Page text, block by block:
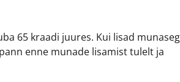
65 kraadi juures. Kui lisad
enne munade lisamist tulelt ja